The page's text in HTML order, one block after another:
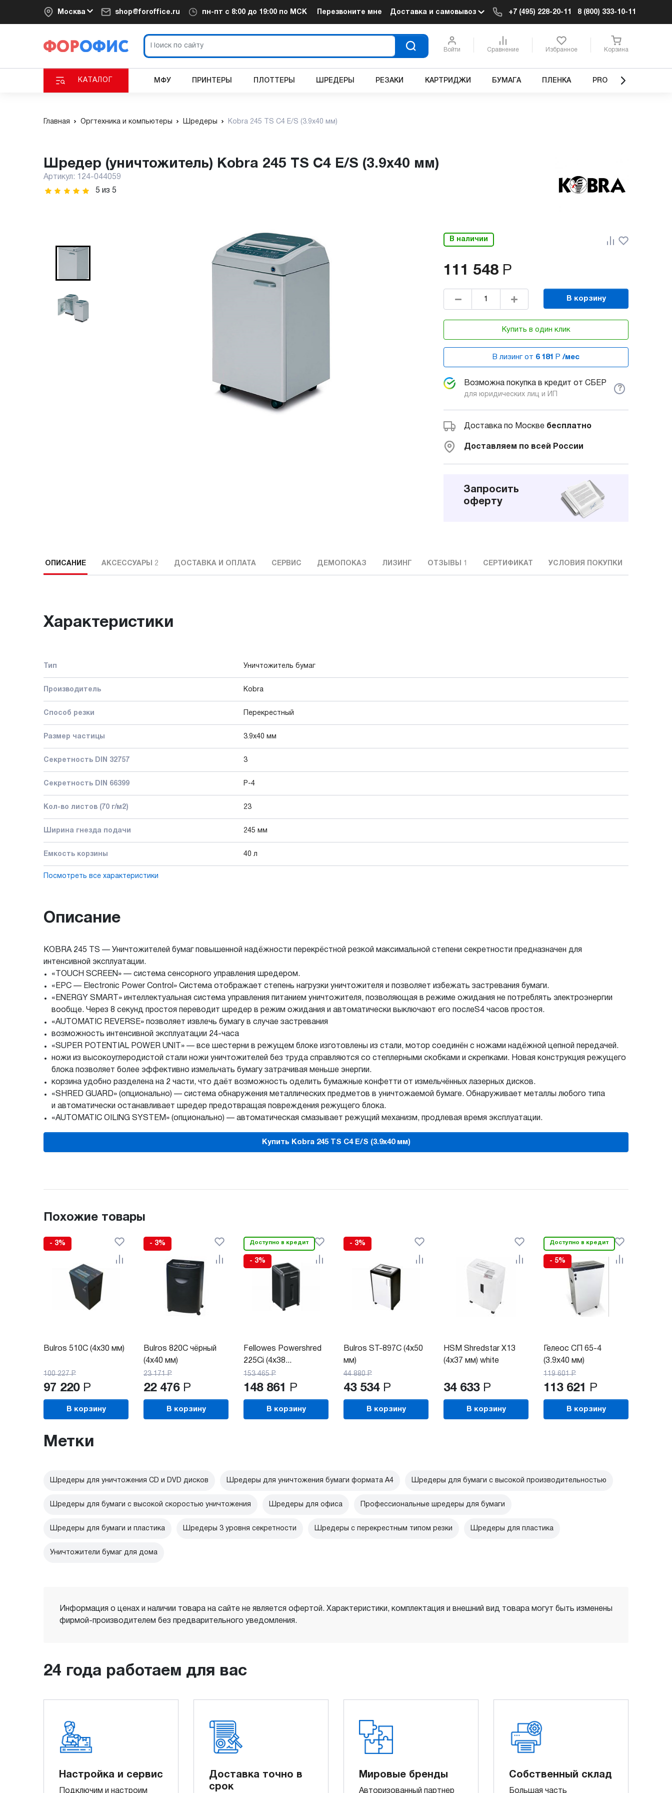
Москва shop@foroffice.ru пн-пт с 8:00 до 19:00 по МСК Перезвоните мне Доставка и самовывоз +7 (495) 228-20-11 8 (800) 333-10-11
Войти Сравнение Избранное Корзина
КАТАЛОГ МФУ ПРИНТЕРЫ ПЛОТТЕРЫ ШРЕДЕРЫ РЕЗАКИ КАРТРИДЖИ БУМАГА ПЛЕНКА PRO
Главная Оргтехника и компьютеры Шредеры Kobra 245 TS C4 E/S (3.9x40 мм)
Шредер (уничтожитель) Kobra 245 TS C4 E/S (3.9x40 мм)
Артикул:
124-044059
5 из 5
В наличии
111 548 Р
В корзину
Купить в один клик
В лизинг от 6 181 Р /мес
Возможна покупка в кредит от СБЕР
для юридических лиц и ИП
?
Доставка по Москве бесплатно
Доставляем по всей России
Запросить
оферту
ОПИСАНИЕ АКСЕССУАРЫ 2 ДОСТАВКА И ОПЛАТА СЕРВИС ДЕМОПОКАЗ ЛИЗИНГ ОТЗЫВЫ СЕРТИФИКАТ УСЛОВИЯ ПОКУПКИ
Характеристики
Тип Уничтожитель бумаг
Производитель Kobra
Способ резки Перекрестный
Размер частицы 3.9x40 мм
Секретность DIN 32757 3
Секретность DIN 66399 P-4
Кол-во листов (70 г/м2) 23
Ширина гнезда подачи 245 мм
Емкость корзины 40 л
Посмотреть все характеристики
Описание
KOBRA 245 TS — Уничтожителей бумаг повышенной надёжности перекрёстной резкой максимальной степени секретности предназначен для
интенсивной эксплуатации.
«TOUCH SCREEN» — система сенсорного управления шредером.
«EPC — Electronic Power Control» Система отображает степень нагрузки уничтожителя и позволяет избежать застревания бумаги.
«ENERGY SMART» интеллектуальная система управления питанием уничтожителя, позволяющая в режиме ожидания не потреблять электроэнергии
вообще. Через 8 секунд простоя переводит шредер в режим ожидания и автоматически выключают его послеS4 часов простоя.
«AUTOMATIC REVERSE» позволяет извлечь бумагу в случае застревания
возможность интенсивной эксплуатации 24-часа
«SUPER POTENTIAL POWER UNIT» — все шестерни в режущем блоке изготовлены из стали, мотор соединён с ножами надёжной цепной передачей.
ножи из высокоуглеродистой стали ножи уничтожителей без труда справляются со степлерными скобками и скрепками. Новая конструкция режущего
блока позволяет более эффективно измельчать бумагу затрачивая меньше энергии.
корзина удобно разделена на 2 части, что даёт возможность оделить бумажные конфетти от измельчённых лазерных дисков.
«SHRED GUARD» (опционально) — система обнаружения металлических предметов в уничтожаемой бумаге. Обнаруживает металлы любого типа
и автоматически останавливает шредер предотвращая повреждения режущего блока.
«AUTOMATIC OILING SYSTEM» (опционально) — автоматическая смазывает режущий механизм, продлевая время эксплуатации.
Купить Kobra 245 TS C4 E/S (3.9x40 мм)
Похожие товары
- 3%
Bulros 510C (4x30 мм)
100 227 Р
97 220 Р
В корзину
- 3%
Bulros 820C чёрный
(4x40 мм)
23 171 Р
22 476 Р
В корзину
Доступно в кредит
- 3%
Fellowes Powershred
225Ci (4x38...
153 465 Р
148 861 Р
В корзину
- 3%
Bulros ST-897C (4х50
мм)
44 880 Р
43 534 Р
В корзину
HSM Shredstar X13
(4x37 мм) white
34 633 Р
В корзину
Доступно в кредит
- 5%
Гелеос СП 65-4
(3.9х40 мм)
119 601 Р
113 621 Р
В корзину
Метки
Шредеры для уничтожения CD и DVD дисков Шредеры для уничтожения бумаги формата А4 Шредеры для бумаги с высокой производительностью
Шредеры для бумаги с высокой скоростью уничтожения Шредеры для офиса Профессиональные шредеры для бумаги
Шредеры для бумаги и пластика Шредеры 3 уровня секретности Шредеры с перекрестным типом резки Шредеры для пластика
Уничтожители бумаг для дома
Информация о ценах и наличии товара на сайте не является офертой. Характеристики, комплектация и внешний вид товара могут быть изменены
фирмой-производителем без предварительного уведомления.
24 года работаем для вас
Настройка и сервис
Подключим и настроим
Доставка точно в
срок
Мировые бренды
Авторизованный партнер
Собственный склад
Большая часть